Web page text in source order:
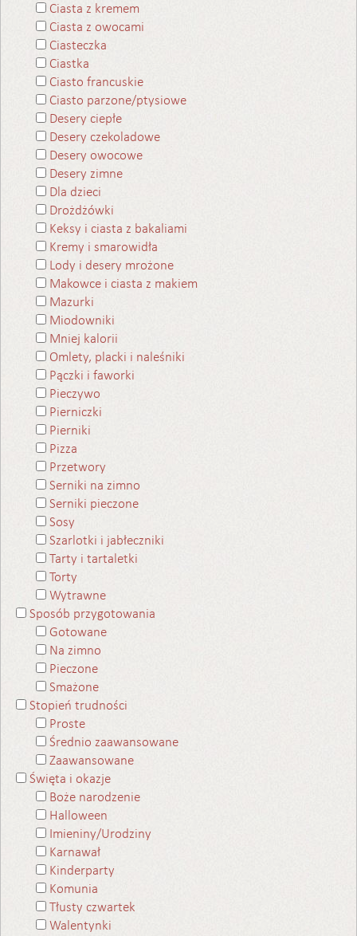
Ciasta z kremem
Ciasta z owocami
Ciasteczka
Ciastka
Ciasto francuskie
Ciasto parzone/ptysiowe
Desery ciepłe
Desery czekoladowe
Desery owocowe
Desery zimne
Dla dzieci
Drożdżówki
Keksy i ciasta z bakaliami
Kremy i smarowidła
Lody i desery mrożone
Makowce i ciasta z makiem
Mazurki
Miodowniki
Mniej kalorii
Omlety, placki i naleśniki
Pączki i faworki
Pieczywo
Pierniczki
Pierniki
Pizza
Przetwory
Serniki na zimno
Serniki pieczone
Sosy
Szarlotki i jabłeczniki
Tarty i tartaletki
Torty
Wytrawne
Sposób przygotowania
Gotowane
Na zimno
Pieczone
Smażone
Stopień trudności
Proste
Średnio zaawansowane
Zaawansowane
Święta i okazje
Boże narodzenie
Halloween
Imieniny/Urodziny
Karnawał
Kinderparty
Komunia
Tłusty czwartek
Walentynki